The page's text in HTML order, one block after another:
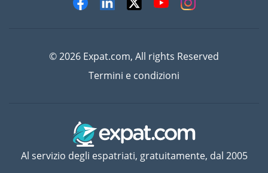
© 2026 Expat.com, All rights Reserved
Termini e condizioni
Al servizio degli espatriati, gratuitamente, dal 2005